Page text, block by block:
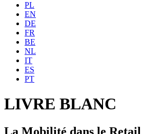
PL
EN
DE
FR
BE
NL
IT
ES
PT
LIVRE BLANC